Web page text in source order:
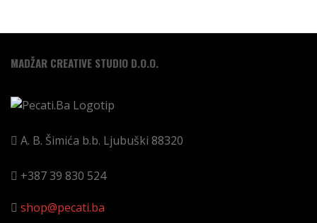
MADŽAR CREATIVE STUDIO D.O.O.
A. B. Šimića b.b. Ljubuški 88320
+387 39 830 524
shop@pecati.ba